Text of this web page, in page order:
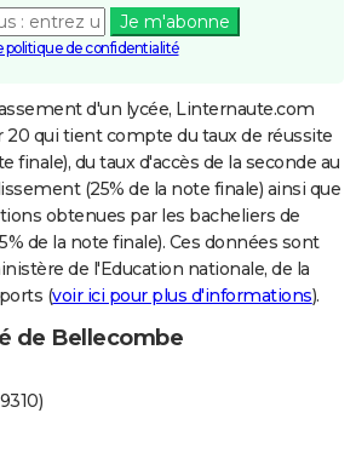
Je m'abonne
politique de confidentialité
d'un lycée, Linternaute.com
20 qui tient compte du taux de réussite
finale), du taux d'accès de la seconde au
(25% de la note finale) ainsi que
obtenues par les bacheliers de
de la note finale). Ces données sont
de l'Education nationale, de la
(voir ici pour plus d'informations).
de Bellecombe